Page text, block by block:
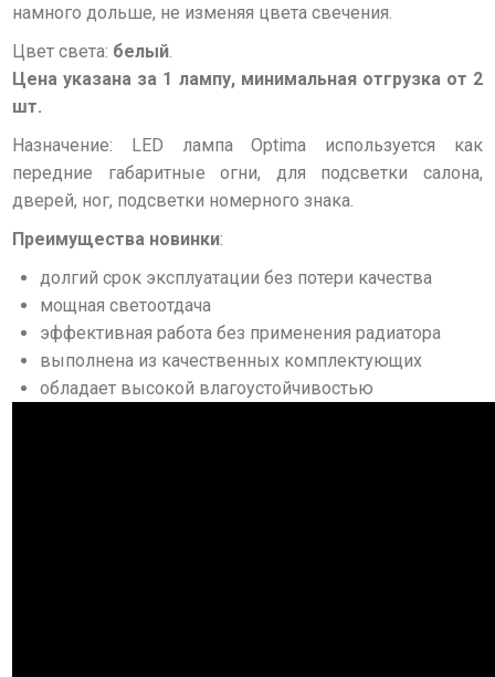
намного дольше, не изменяя цвета свечения.
Цвет света: белый
Цена указана за 1 лампу, минимальная отгрузка от 2
шт.
Назначение: LED лампа Optima используется как
передние габаритные огни, для подсветки салона,
дверей, ног, подсветки номерного знака.
Преимущества новинки:
долгий срок эксплуатации без потери качества
мощная светоотдача
эффективная работа без применения радиатора
выполнена из качественных комплектующих
обладает высокой влагоустойчивостью